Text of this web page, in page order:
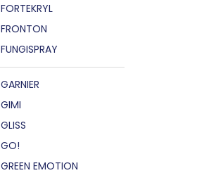
FORTEKRYL
FRONTON
FUNGISPRAY
GARNIER
GIMI
GLISS
GO!
GREEN EMOTION